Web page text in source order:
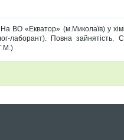
На ВО «Екватор» (м.Миколаїв) у
лаборант). Повна